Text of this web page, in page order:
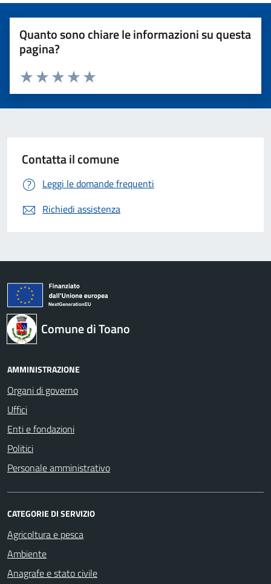
Quanto sono chiare le informazioni su questa
pagina?
Valuta 5 stelle su 5
Valuta 4 stelle su 5
Valuta 3 stelle su 5
Valuta 2 stelle su 5
Valuta 1 stelle su 5
Contatta il comune
Leggi le domande frequenti
Richiedi assistenza
Comune di Toano
AMMINISTRAZIONE
Organi di governo
Uffici
Enti e fondazioni
Politici
Personale amministrativo
CATEGORIE DI SERVIZIO
Agricoltura e pesca
Ambiente
Anagrafe e stato civile